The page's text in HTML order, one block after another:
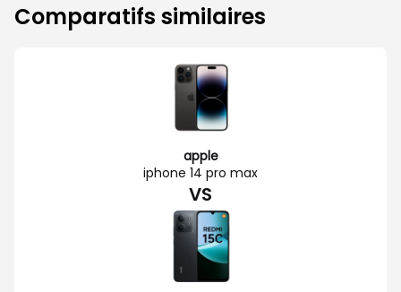
Comparatifs similaires
apple
iphone 14 pro max
VS